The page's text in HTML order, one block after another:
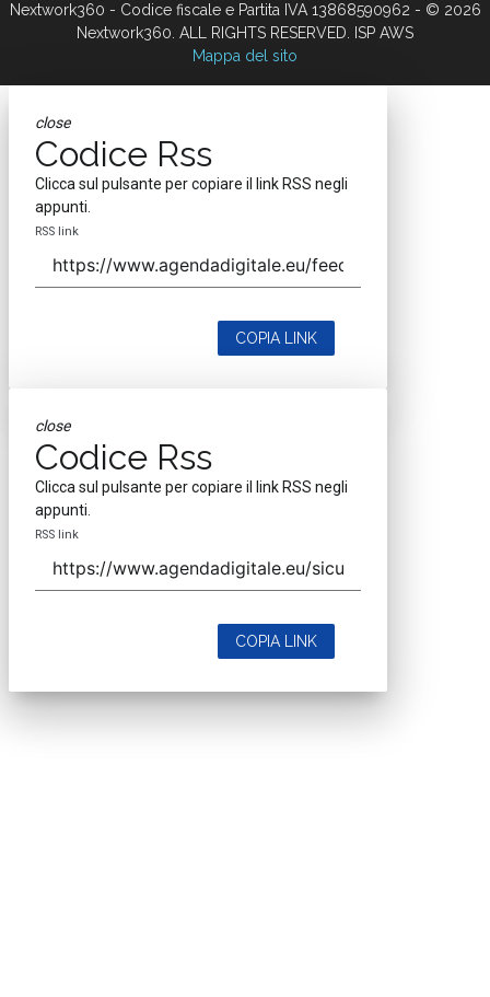
Nextwork360 - Codice fiscale e Partita IVA 13868590962 - © 2026
Nextwork360. ALL RIGHTS RESERVED. ISP AWS
Mappa del sito
close
Codice Rss
Clicca sul pulsante per copiare il link RSS negli
appunti.
RSS link
COPIA LINK
close
Codice Rss
Clicca sul pulsante per copiare il link RSS negli
appunti.
RSS link
COPIA LINK